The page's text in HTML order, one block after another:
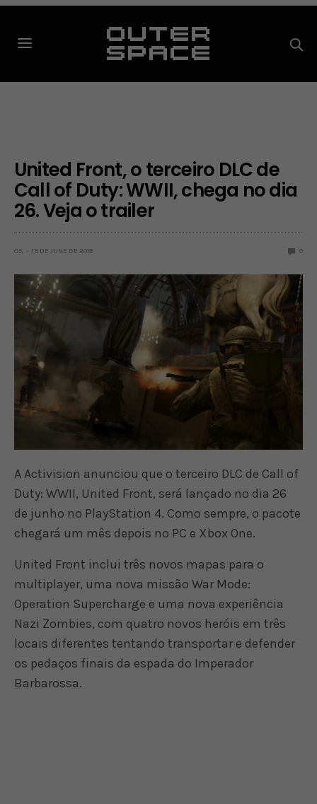
United Front, o terceiro DLC de
Call of Duty: WWII, chega no dia
26. Veja o trailer
OS 19 DE JUNE DE 2018 0
A Activision anunciou que o terceiro DLC de Call of
Duty: WWII, United Front, será lançado no dia 26
de junho no PlayStation 4. Como sempre, o pacote
chegará um mês depois no PC e Xbox One.
United Front inclui três novos mapas para o
multiplayer, uma nova missão War Mode:
Operation Supercharge e uma nova experiência
Nazi Zombies, com quatro novos heróis em três
locais diferentes tentando transportar e defender
os pedaços finais da espada do Imperador
Barbarossa.